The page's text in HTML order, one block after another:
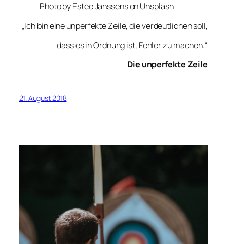
Photo by Estée Janssens on Unsplash
„Ich bin eine unperfekte Zeile, die verdeutlichen soll,
dass es in Ordnung ist, Fehler zu machen.“
Die unperfekte Zeile
21. August 2018